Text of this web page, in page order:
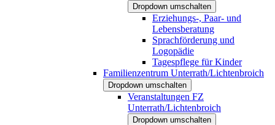
Dropdown umschalten
Erziehungs-, Paar- und
Lebensberatung
Sprachförderung und
Logopädie
Tagespflege für Kinder
Familienzentrum Unterrath/Lichtenbroich
Dropdown umschalten
Veranstaltungen FZ
Unterrath/Lichtenbroich
Dropdown umschalten